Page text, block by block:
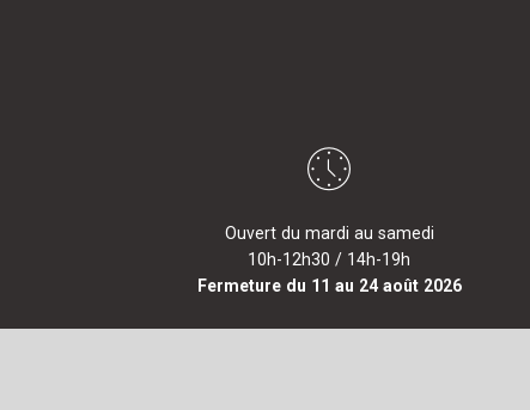
Ouvert du mardi au samedi
10h-12h30 / 14h-19h
Fermeture du 11 au 24 août 2026